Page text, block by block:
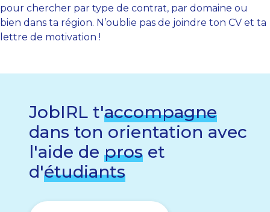
pour chercher par type de contrat, par domaine ou
bien dans ta région. N’oublie pas de joindre ton CV et ta
lettre de motivation !
JobIRL t'accompagne
dans ton orientation avec
l'aide de pros et
d'étudiants